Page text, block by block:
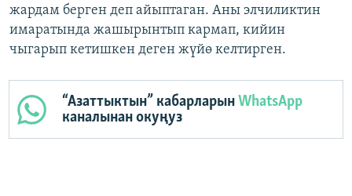
жардам берген деп айыптаган. Аны элчиликтин
имаратында жашырынтып кармап, кийин
чыгарып кетишкен деген жүйө келтирген.
“Азаттыктын” кабарларынWhatsApp
каналынан окуңуз